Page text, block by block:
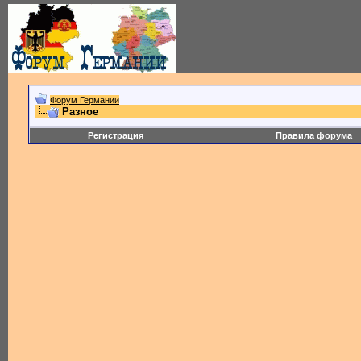
Форум Германии
Разное
Регистрация Правила форума